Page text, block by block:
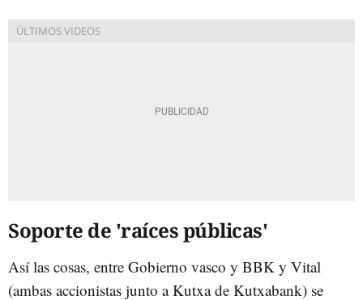
Soporte de 'raíces públicas'
Así las cosas, entre Gobierno vasco y BBK y Vital
(ambas accionistas junto a Kutxa de Kutxabank) se